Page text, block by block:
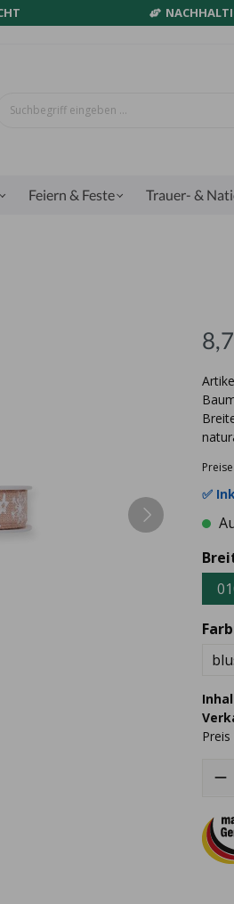
Feiern & Feste Trauer- &
✅